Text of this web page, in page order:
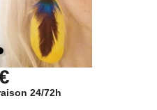
24/72h